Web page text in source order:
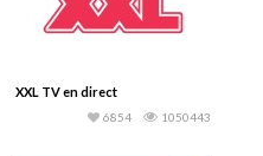
XXL TV en direct
1050443
6854